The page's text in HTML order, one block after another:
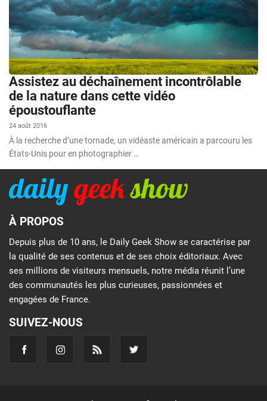
Assistez au déchaînement incontrôlable
de la nature dans cette vidéo
époustouflante
24 août 2016
À la recherche d’une tornade, un vidéaste américain a parcouru les
États-Unis pour en photographier …
À PROPOS
Depuis plus de 10 ans, le Daily Geek Show se caractérise par
la qualité de ses contenus et de ses choix éditoriaux. Avec
ses millions de visiteurs mensuels, notre média réunit l’une
des communautés les plus curieuses, passionnées et
engagées de France.
SUIVEZ-NOUS